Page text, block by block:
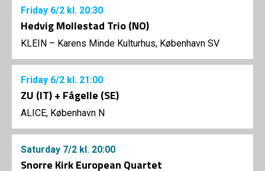
Friday 6/2 kl. 20:30
Hedvig Mollestad Trio (NO)
KLEIN – Karens Minde Kulturhus, København SV
Friday 6/2 kl. 21:00
ZU (IT) + Fågelle (SE)
ALICE, København N
Saturday 7/2 kl. 20:00
Snorre Kirk European Quartet